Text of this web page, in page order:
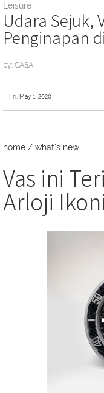
Leisure
Udara Sejuk,
Penginapan
by: CASA
Fri, May 1, 2020
home / what's new
Vas ini
Arloji